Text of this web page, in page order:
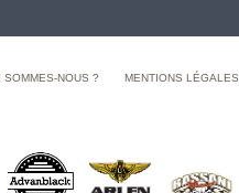
SOMMES-NOUS ? MENTIONS LÉGALES